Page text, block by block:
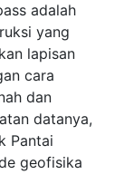
adalah
yang
lapisan
cara
dan
datanya,
Pantai
geofisika